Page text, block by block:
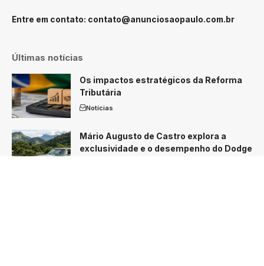
Entre em contato: contato@anunciosaopaulo.com.br
Últimas notícias
Os impactos estratégicos da Reforma
Tributária
Notícias
Mário Augusto de Castro explora a
exclusividade e o desempenho do Dodge